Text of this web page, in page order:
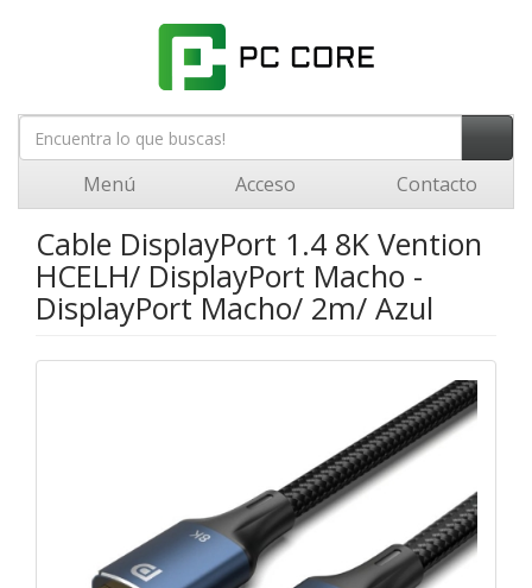
Menú Acceso Contacto
Cable DisplayPort 1.4 8K Vention
HCELH/ DisplayPort Macho -
DisplayPort Macho/ 2m/ Azul